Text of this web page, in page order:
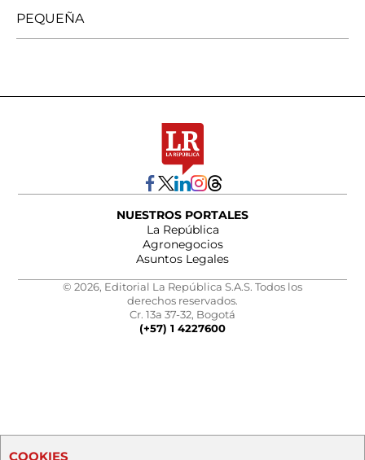
PEQUEÑA
NUESTROS PORTALES
La República
Agronegocios
Asuntos Legales
© 2026, Editorial La República S.A.S. Todos los
derechos reservados.
Cr. 13a 37-32, Bogotá
(+57) 1 4227600
COOKIES